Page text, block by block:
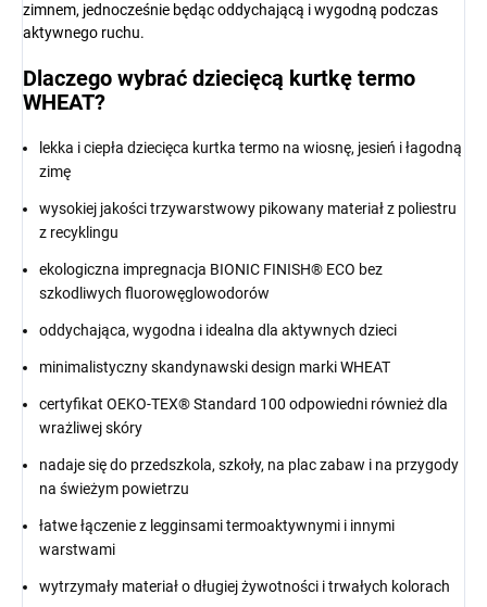
zimnem, jednocześnie będąc oddychającą i wygodną podczas
aktywnego ruchu.
Dlaczego wybrać dziecięcą kurtkę termo
WHEAT?
lekka i ciepła dziecięca kurtka termo na wiosnę, jesień i łagodną
zimę
wysokiej jakości trzywarstwowy pikowany materiał z poliestru
z recyklingu
ekologiczna impregnacja BIONIC FINISH® ECO bez
szkodliwych fluorowęglowodorów
oddychająca, wygodna i idealna dla aktywnych dzieci
minimalistyczny skandynawski design marki WHEAT
certyfikat OEKO-TEX® Standard 100 odpowiedni również dla
wrażliwej skóry
nadaje się do przedszkola, szkoły, na plac zabaw i na przygody
na świeżym powietrzu
łatwe łączenie z legginsami termoaktywnymi i innymi
warstwami
wytrzymały materiał o długiej żywotności i trwałych kolorach